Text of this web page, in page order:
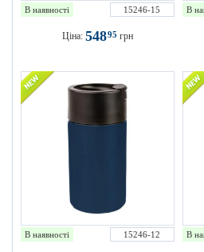
В наявності 15246-15
Ціна: 54895 грн
В
В наявності 15246-12 В